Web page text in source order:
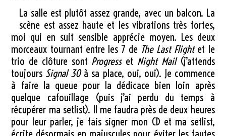
La salle est plutôt assez grande, avec un balcon. La
scène est assez haute et les vibrations très fortes,
moi qui en suit sensible apprécie moyen. Les deux
morceaux tournant entre les 7 de The Last Flightet le
trio de clôture sont Progresset Night Mail(j’attends
toujours Signal 30à sa place, oui, oui). Je commence
à faire la queue pour la dédicace bien loin après
quelque cafouillage (puis j’ai perdu du temps à
récupérer ma setlist). Il me faudra près de deux heures
pour leur parler, je fais signer mon CD et ma setlist,